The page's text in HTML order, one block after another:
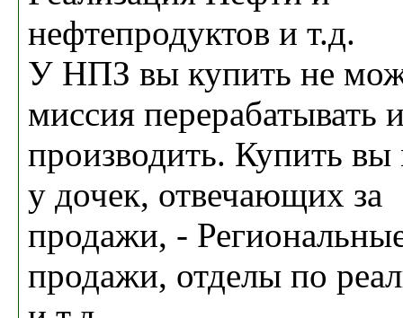
нефтепродуктов и т.д.
У НПЗ вы купить не
миссия перерабатывать
производить. Купить
у дочек, отвечающих за
продажи, -
продажи, отделы по